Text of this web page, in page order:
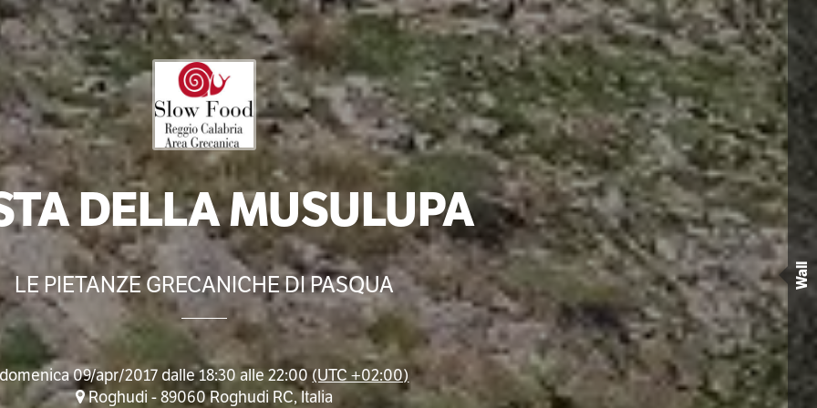
DELLA MUSULUPA
LE PIETANZE GRECANICHE DI PASQUA
domenica 09/apr/2017 dalle 18:30 alle 22:00(UTC +02:00)
Roghudi - 89060 Roghudi RC, Italia
Wall